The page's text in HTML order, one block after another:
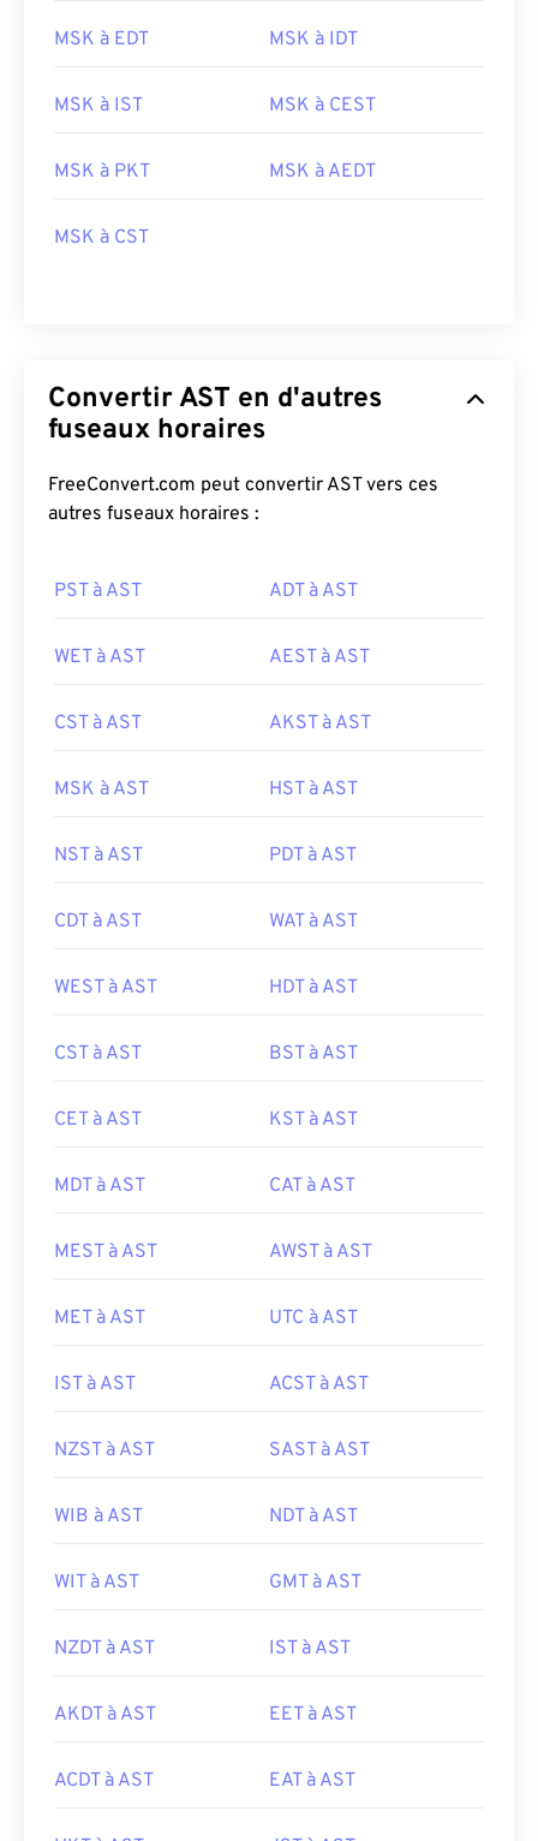
MSK à EDT MSK à IDT
MSK à IST MSK à CEST
MSK à PKT MSK à AEDT
MSK à CST
Convertir AST en d'autres
fuseaux horaires
FreeConvert.com peut convertir AST vers ces
autres fuseaux horaires :
PST à AST ADT à AST
WET à AST AEST à AST
CST à AST AKST à AST
MSK à AST HST à AST
NST à AST PDT à AST
CDT à AST WAT à AST
WEST à AST HDT à AST
CST à AST BST à AST
CET à AST KST à AST
MDT à AST CAT à AST
MEST à AST AWST à AST
MET à AST UTC à AST
IST à AST ACST à AST
NZST à AST SAST à AST
WIB à AST NDT à AST
WIT à AST GMT à AST
NZDT à AST IST à AST
AKDT à AST EET à AST
ACDT à AST EAT à AST